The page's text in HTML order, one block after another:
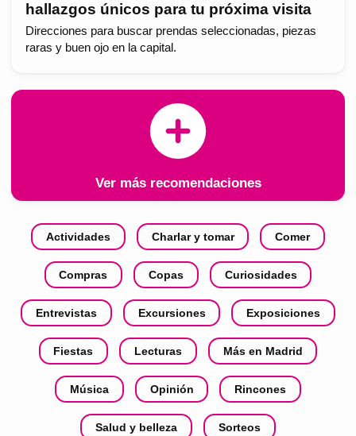
hallazgos únicos para tu próxima visita
Direcciones para buscar prendas seleccionadas, piezas
raras y buen ojo en la capital.
Ver más recomendaciones
Actividades Charlar y tomar Comer
Compras Copas Curiosidades
Entrevistas Excursiones Exposiciones
Fiestas Lecturas Más en Madrid
Música Opinión Rincones
Salud y belleza Sorteos